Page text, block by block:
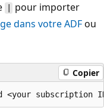
pour importer
dans votre ADFou
Copier